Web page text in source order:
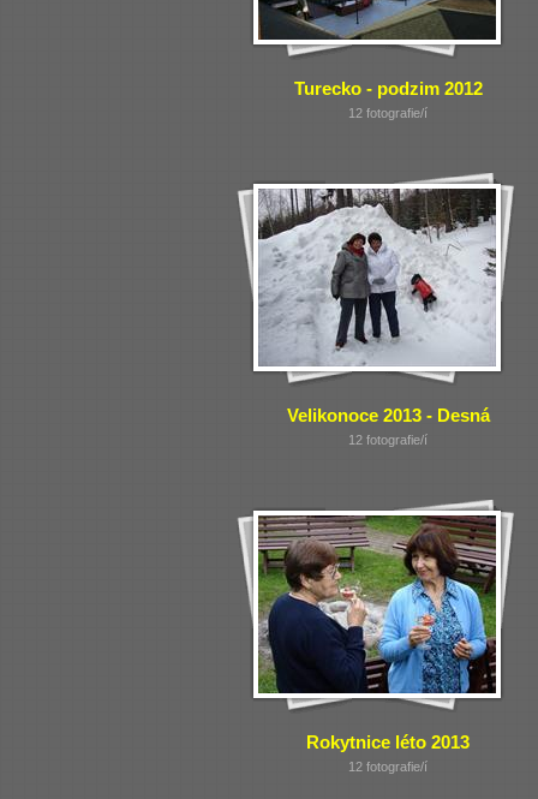
Turecko - podzim 2012
12 fotografie/í
Velikonoce 2013 - Desná
12 fotografie/í
Rokytnice léto 2013
12 fotografie/í